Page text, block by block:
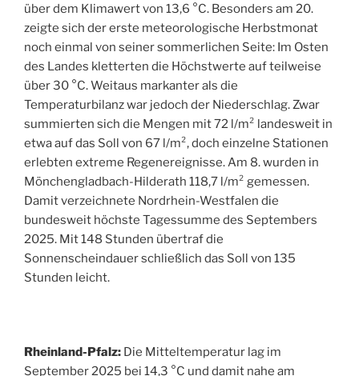
über dem Klimawert von 13,6 °C. Besonders am 20.
zeigte sich der erste meteorologische Herbstmonat
noch einmal von seiner sommerlichen Seite: Im Osten
des Landes kletterten die Höchstwerte auf teilweise
über 30 °C. Weitaus markanter als die
Temperaturbilanz war jedoch der Niederschlag. Zwar
summierten sich die Mengen mit 72 l/m² landesweit in
etwa auf das Soll von 67 l/m², doch einzelne Stationen
erlebten extreme Regenereignisse. Am 8. wurden in
Mönchengladbach-Hilderath 118,7 l/m² gemessen.
Damit verzeichnete Nordrhein-Westfalen die
bundesweit höchste Tagessumme des Septembers
2025. Mit 148 Stunden übertraf die
Sonnenscheindauer schließlich das Soll von 135
Stunden leicht.
Rheinland-Pfalz: Die Mitteltemperatur lag im
September 2025 bei 14,3 °C und damit nahe am